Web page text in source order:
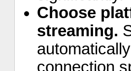
Choose
streaming.
connection